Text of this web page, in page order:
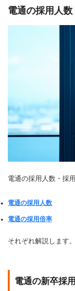
電通の採用人
電通の採用人数・採
電通の採用人数
電通の採用倍率
それぞれ解説します。
電通の新卒採